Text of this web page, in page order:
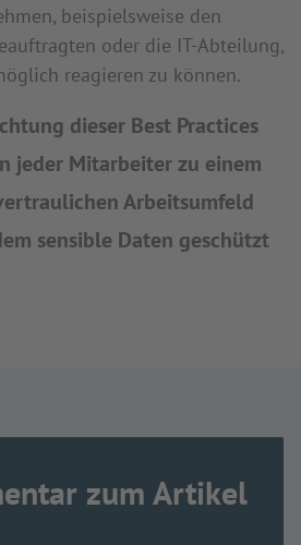
beispielsweise den
oder die IT-Abteilung,
reagieren zu können.
dieser Best Practices
jeder Mitarbeiter zu einem
Arbeitsumfeld
sensible Daten geschützt
zum Artikel